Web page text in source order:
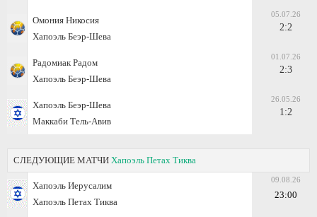
Омония Никосия
Хапоэль Беэр-Шева
05.07.26
2:2
Радомиак Радом
Хапоэль Беэр-Шева
01.07.26
2:3
Хапоэль Беэр-Шева
Маккаби Тель-Авив
26.05.26
1:2
СЛЕДУЮЩИЕ МАТЧИ Хапоэль Петах Тиква
Хапоэль Иерусалим
Хапоэль Петах Тиква
09.08.26
23:00